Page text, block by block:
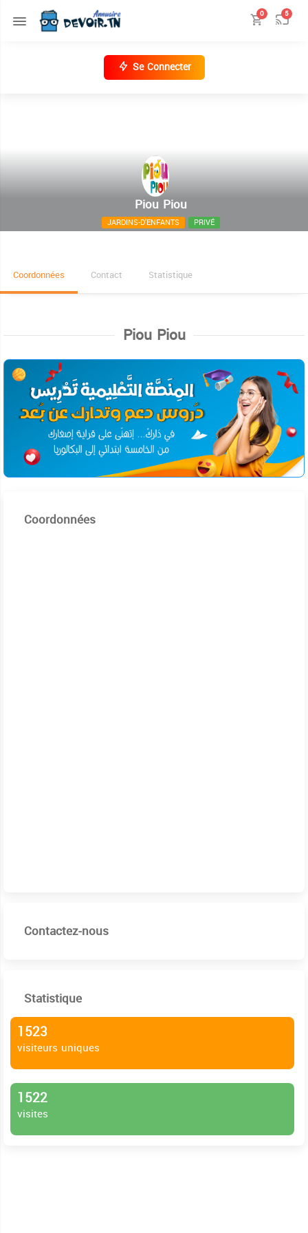
0 5
Se Connecter
Piou Piou
JARDINS-D'ENFANTS PRIVÉ
3, rue Hassan Ibn Rachiq Sidi Daoued - La Marsa
Coordonnées Contact Statistique
Piou Piou
Coordonnées
Contactez-nous
Statistique
1523
visiteurs uniques
1522
visites